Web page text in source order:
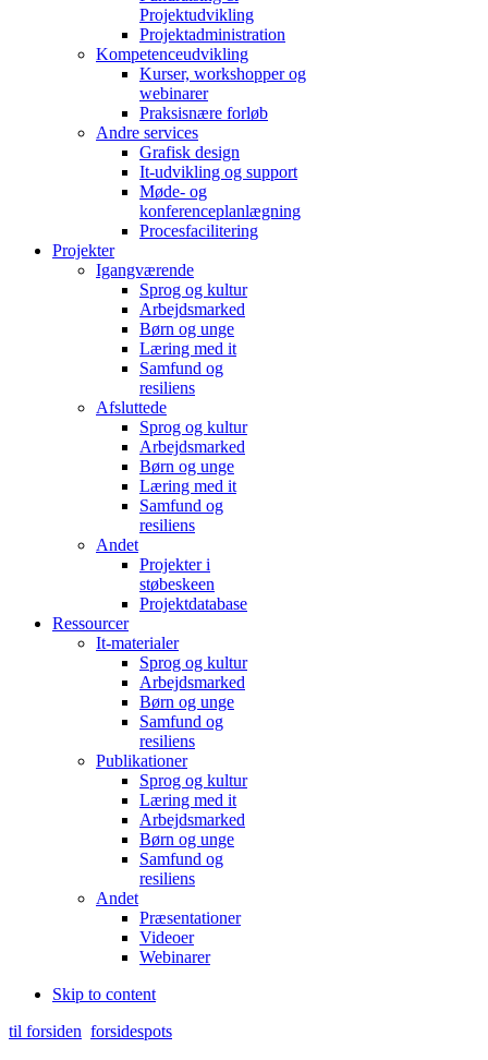
Projektudvikling
Projektadministration
Kompetenceudvikling
Kurser, workshopper og
webinarer
Praksisnære forløb
Andre services
Grafisk design
It-udvikling og support
Møde- og
konferenceplanlægning
Procesfacilitering
Projekter
Igangværende
Sprog og kultur
Arbejdsmarked
Børn og unge
Læring med it
Samfund og
resiliens
Afsluttede
Sprog og kultur
Arbejdsmarked
Børn og unge
Læring med it
Samfund og
resiliens
Andet
Projekter i
støbeskeen
Projektdatabase
Ressourcer
It-materialer
Sprog og kultur
Arbejdsmarked
Børn og unge
Samfund og
resiliens
Publikationer
Sprog og kultur
Læring med it
Arbejdsmarked
Børn og unge
Samfund og
resiliens
Andet
Præsentationer
Videoer
Webinarer
Skip to content
til forsiden forsidespots